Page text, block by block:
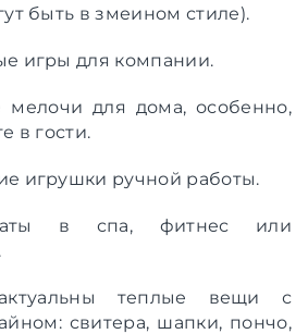
быть в змеином стиле).
игры для компании.
мелочи для дома, особенно,
в гости.
игрушки ручной работы.
в спа, фитнес или
теплые вещи с
свитера, шапки, пончо,